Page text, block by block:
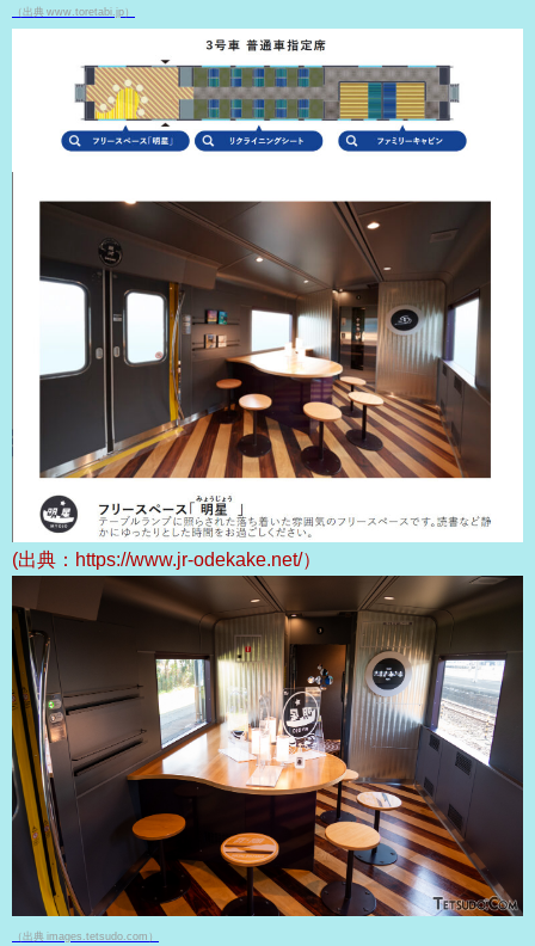
（出典 www.toretabi.jp）
(出典：https://www.jr-odekake.net/）
（出典 images.tetsudo.com）